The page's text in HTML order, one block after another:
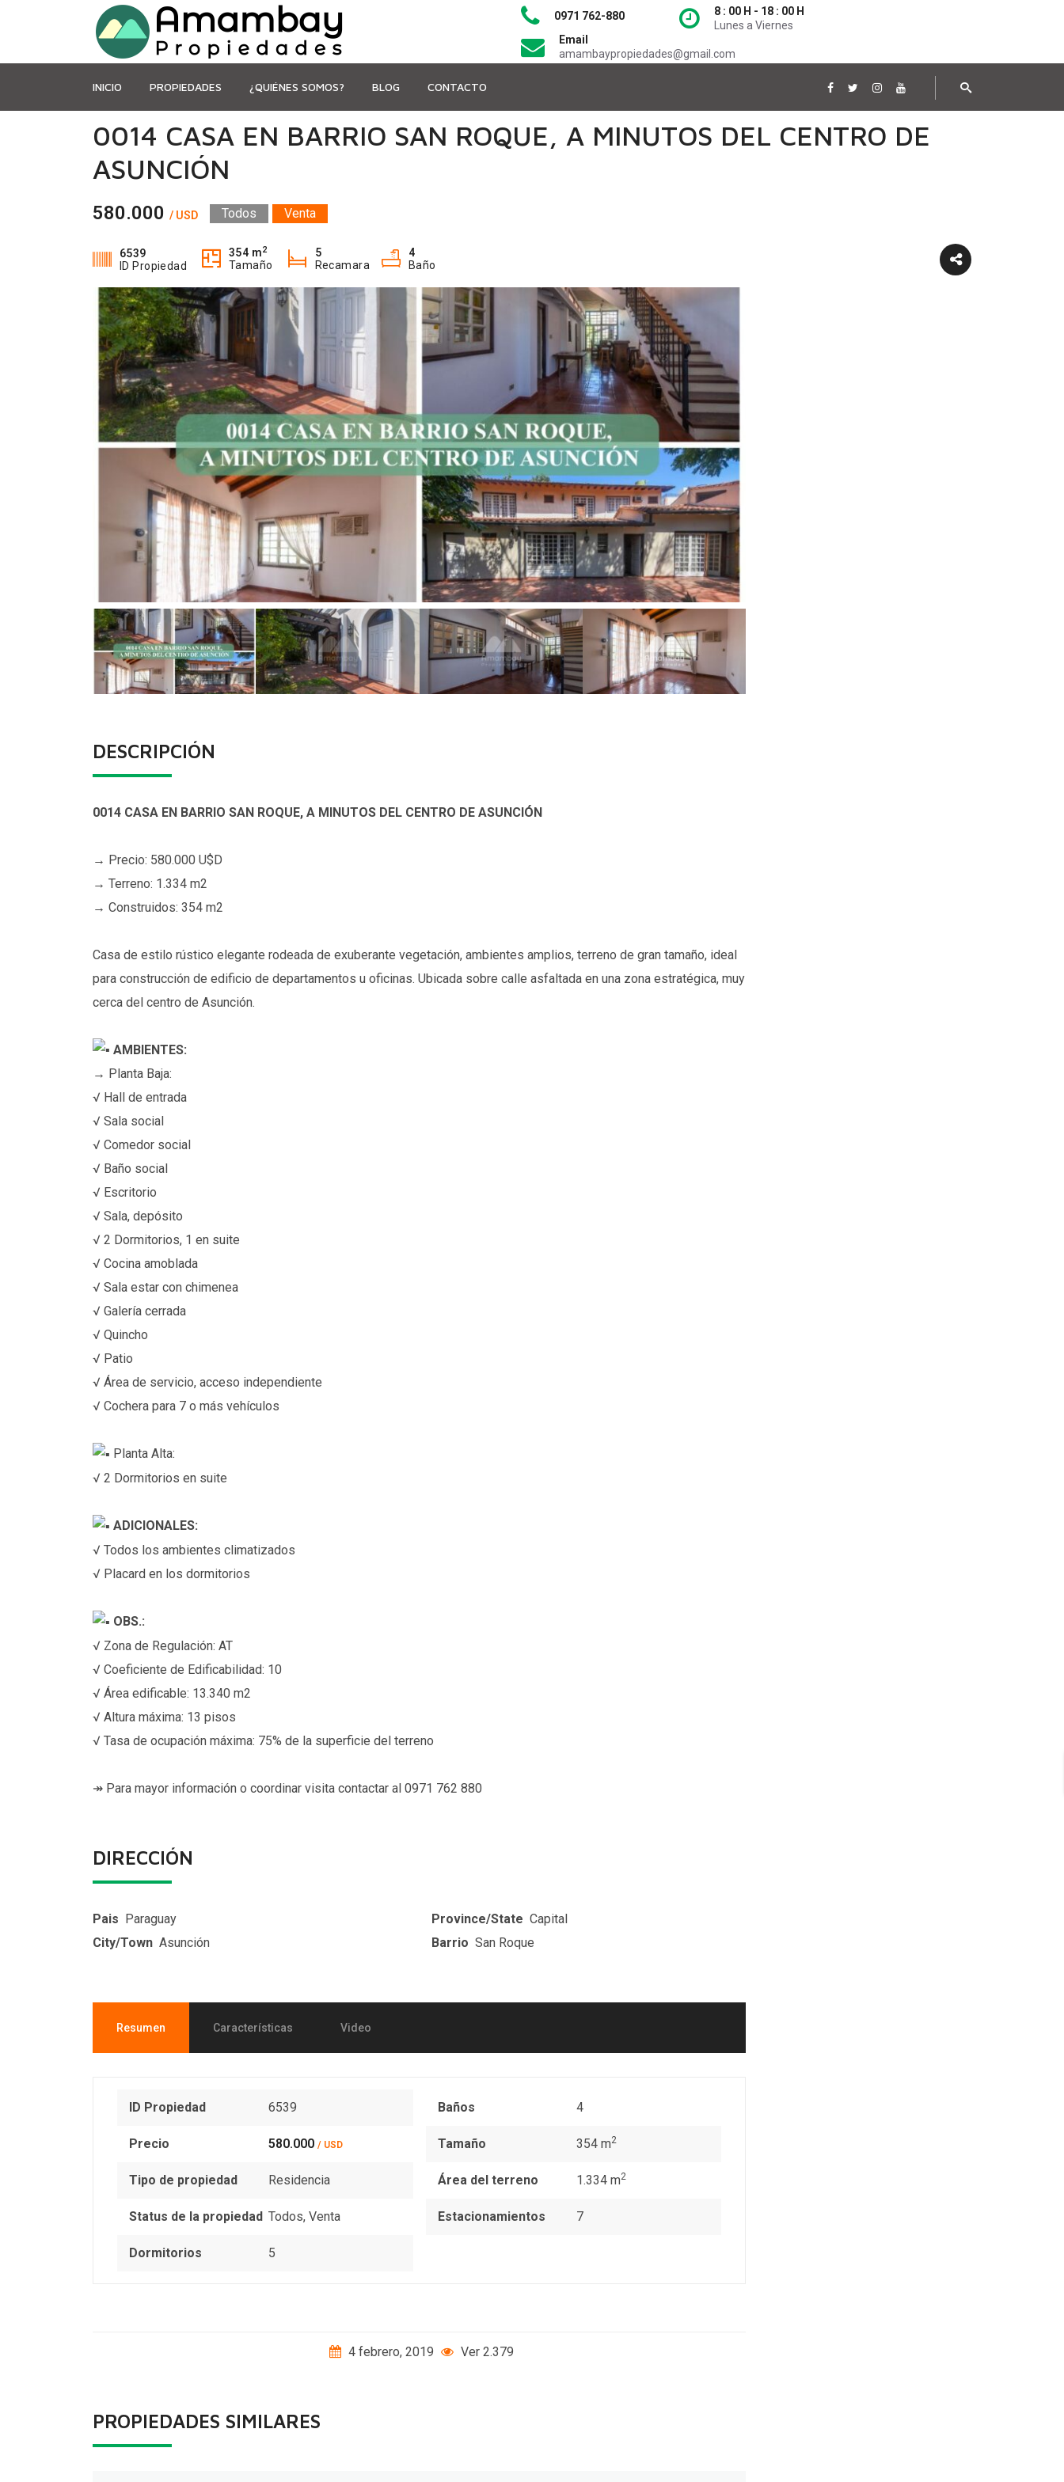
0971 762-880
8 : 00 H - 18 : 00 H
Lunes a Viernes
Email
amambaypropiedades@gmail.com
INICIO PROPIEDADES ¿QUIÉNES SOMOS? BLOG CONTACTO
0014 CASA EN BARRIO SAN ROQUE, A MINUTOS DEL CENTRO DE
ASUNCIÓN
580.000 / USD Todos Venta
6539
ID Propiedad
354 m2
Tamaño
5
Recamara
4
Baño
DESCRIPCIÓN
0014 CASA EN BARRIO SAN ROQUE, A MINUTOS DEL CENTRO DE ASUNCIÓN
→ Precio: 580.000 U$D
→ Terreno: 1.334 m2
→ Construidos: 354 m2
Casa de estilo rústico elegante rodeada de exuberante vegetación, ambientes amplios, terreno de gran tamaño, ideal
para construcción de edificio de departamentos u oficinas. Ubicada sobre calle asfaltada en una zona estratégica, muy
cerca del centro de Asunción.
AMBIENTES:
→ Planta Baja:
√ Hall de entrada
√ Sala social
√ Comedor social
√ Baño social
√ Escritorio
√ Sala, depósito
√ 2 Dormitorios, 1 en suite
√ Cocina amoblada
√ Sala estar con chimenea
√ Galería cerrada
√ Quincho
√ Patio
√ Área de servicio, acceso independiente
√ Cochera para 7 o más vehículos
Planta Alta:
√ 2 Dormitorios en suite
ADICIONALES:
√ Todos los ambientes climatizados
√ Placard en los dormitorios
OBS.:
√ Zona de Regulación: AT
√ Coeficiente de Edificabilidad: 10
√ Área edificable: 13.340 m2
√ Altura máxima: 13 pisos
√ Tasa de ocupación máxima: 75% de la superficie del terreno
↠ Para mayor información o coordinar visita contactar al 0971 762 880
DIRECCIÓN
Pais Paraguay Province/State Capital
City/Town Asunción Barrio San Roque
Resumen Características Video
ID Propiedad 6539
Precio 580.000 / USD
Tipo de propiedad Residencia
Status de la propiedad Todos, Venta
Dormitorios 5
Baños 4
Tamaño 354 m2
Área del terreno 1.334 m2
Estacionamientos 7
4 febrero, 2019 Ver 2.379
PROPIEDADES SIMILARES